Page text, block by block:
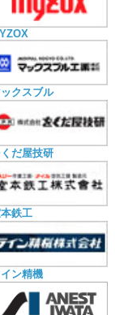
クスブル
だ屋技研
鉄工
ン精機